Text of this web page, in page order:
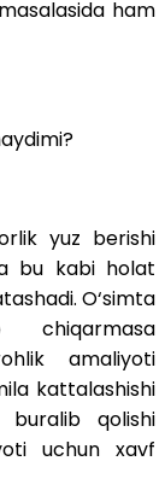
ham
yuz berishi
bu kabi holat
O‘simta
chiqarmasa
amaliyoti
kattalashishi
buralib qolishi
uchun xavf